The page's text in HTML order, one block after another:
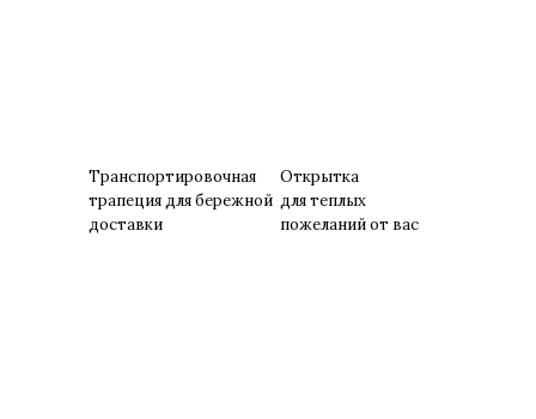
Транспортировочная
трапеция для бережной
доставки
Открытка
для теплых
пожеланий от вас